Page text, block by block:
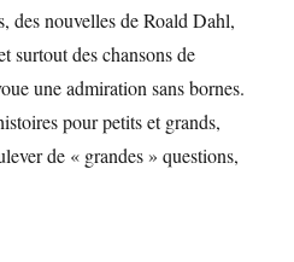
des nouvelles de Roald Dahl,
surtout des chansons de
une admiration sans bornes.
pour petits et grands,
de « grandes » questions,